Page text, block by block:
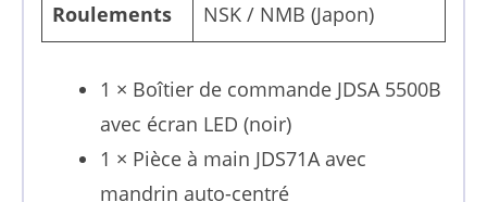
Roulements NSK / NMB (Japon)
1 × Boîtier de commande JDSA 5500B
avec écran LED (noir)
1 × Pièce à main JDS71A avec
mandrin auto-centré